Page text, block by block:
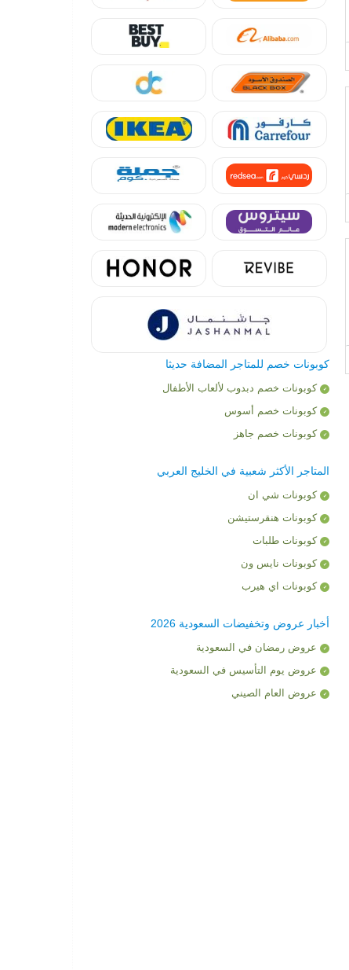
كوبونات خصم للمتاجر المضافة حديثا
كوبونات خصم دبدوب لألعاب الأطفال
كوبونات خصم أسوس
كوبونات خصم جاهز
المتاجر الأكثر شعبية في الخليج العربي
كوبونات شي ان
كوبونات هنقرستيشن
كوبونات طلبات
كوبونات نايس ون
كوبونات اي هيرب
أخبار عروض وتخفيضات السعودية 2026
عروض رمضان في السعودية
عروض يوم التأسيس في السعودية
عروض العام الصيني